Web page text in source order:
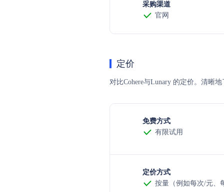
采购渠道
官网
定价
对比Cohere与Lunary 的定价。清晰
免费方式
有限试用
定价方式
按量（例如每次/元、